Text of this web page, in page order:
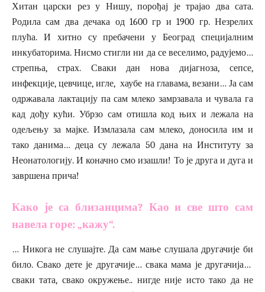
Хитан царски рез у Нишу, порођај је трајао два сата.
Родила сам два дечака од 1600 гр и 1900 гр. Незрелих
плућа. И хитно су пребачени у Београд специјалним
инкубаторима. Нисмо стигли ни да се веселимо, радујемо…
стрепња, страх. Сваки дан нова дијагноза, сепсе,
инфекције, цевчице, игле, хаубе на главама, везани… Ја сам
одржавала лактацију па сам млеко замрзавала и чувала га
кад дођу кући. Убрзо сам отишла код њих и лежала на
одељењу за мајке. Измлазала сам млеко, доносила им и
тако данима… деца су лежала 50 дана на Институту за
Неонатологију. И коначно смо изашли! То је друга и дуга и
завршена прича!
Како је са близанцима? Као и све што сам
навела горе: „кажу“.
… Никога не слушајте. Да сам мање слушала другачије би
било. Свако дете је другачије… свака мама је другачија…
сваки тата, свако окружење.. нигде није исто тако да не